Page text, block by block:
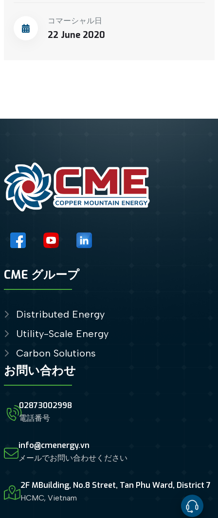
コマーシャル日
22 June 2020
CME グループ
Distributed Energy
Utility-Scale Energy
Carbon Solutions
お問い合わせ
02873002998
電話番号
info@cmenergy.vn
メールでお問い合わせください
2F MBuilding, No.8 Street, Tan Phu Ward, District 7
HCMC, Vietnam